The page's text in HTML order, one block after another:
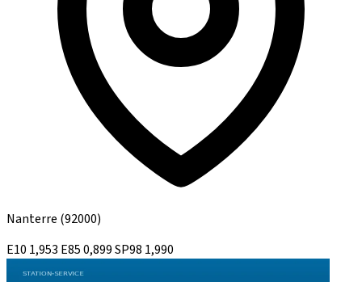
Nanterre (92000)
E10 1,953 E850,899SP98 1,990